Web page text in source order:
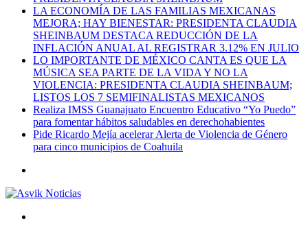
LA ECONOMÍA DE LAS FAMILIAS MEXICANAS
MEJORA; HAY BIENESTAR: PRESIDENTA CLAUDIA
SHEINBAUM DESTACA REDUCCIÓN DE LA
INFLACIÓN ANUAL AL REGISTRAR 3.12% EN JULIO
LO IMPORTANTE DE MÉXICO CANTA ES QUE LA
MÚSICA SEA PARTE DE LA VIDA Y NO LA
VIOLENCIA: PRESIDENTA CLAUDIA SHEINBAUM;
LISTOS LOS 7 SEMIFINALISTAS MEXICANOS
Realiza IMSS Guanajuato Encuentro Educativo “Yo Puedo”
para fomentar hábitos saludables en derechohabientes
Pide Ricardo Mejía acelerar Alerta de Violencia de Género
para cinco municipios de Coahuila